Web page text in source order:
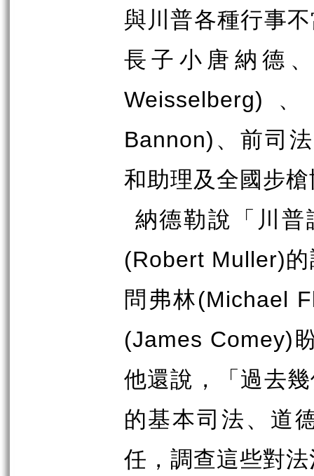
與川普各種行事
長子小唐納德
Weisselberg)
Bannon) 、前司
和助理及全國步
納德勒說「川普
(Robert Muller)
問弗林(Michael
(James Comey)
他還說，「過去
的基本司法、道
任，調查這些對